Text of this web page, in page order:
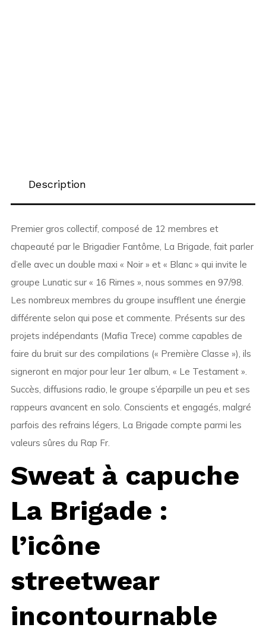
Description
Premier gros collectif, composé de 12 membres et
chapeauté par le Brigadier Fantôme, La Brigade, fait parler
d’elle avec un double maxi « Noir » et « Blanc » qui invite le
groupe Lunatic sur « 16 Rimes », nous sommes en 97/98.
Les nombreux membres du groupe insufflent une énergie
différente selon qui pose et commente. Présents sur des
projets indépendants (Mafia Trece) comme capables de
faire du bruit sur des compilations (« Première Classe »), ils
signeront en major pour leur 1er album, « Le Testament ».
Succès, diffusions radio, le groupe s’éparpille un peu et ses
rappeurs avancent en solo. Conscients et engagés, malgré
parfois des refrains légers, La Brigade compte parmi les
valeurs sûres du Rap Fr.
Sweat à capuche
La Brigade :
l’icône
streetwear
incontournable